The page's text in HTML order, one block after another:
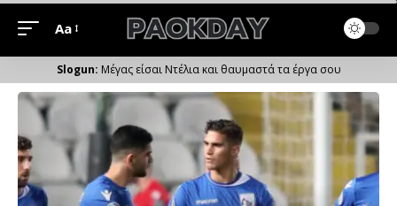
Μέγεθος
Γραμματοσειράς
Aa
Μέγας είσαι Ντέλια και θαυμαστά τα έργα σου